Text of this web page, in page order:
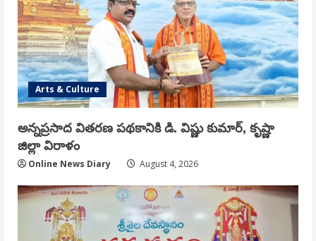
Arts & Culture
అన్నప్రసాద వితరణ పథకానికి డి. విష్ణు కుమార్, కృష్ణా
జిల్లా విరాళం
Online News Diary August 4, 2026